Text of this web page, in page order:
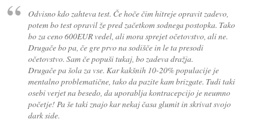
Odvisno kdo zahteva test. Če hoče čim hitreje opravit zadevo,
potem bo test opravil že pred začetkom sodnega postopka. Tako
bo za ceno 600EUR vedel, ali mora sprejet očetovstvo, ali ne.
Drugače bo pa, če gre prvo na sodišče in le ta presodi
očetovstvo. Sam če popuši tukaj, bo zadeva dražja.
Drugače pa šola za vse. Kar kakšnih 10-20% populacije je
mentalno problematične, tako da pazite kam brizgate. Tudi taki
osebi verjet na besedo, da uporablja kontracepcijo je neumno
početje! Pa še taki znajo kar nekaj časa glumit in skrivat svojo
dark side.